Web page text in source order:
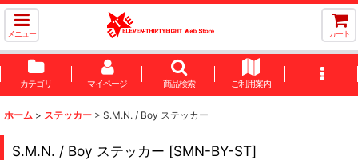
メニュー カート
カテゴリ マイページ 商品検索 ご利用案内
ホーム > ステッカー > S.M.N. / Boy ステッカー
S.M.N. / Boy ステッカー [SMN-BY-ST]